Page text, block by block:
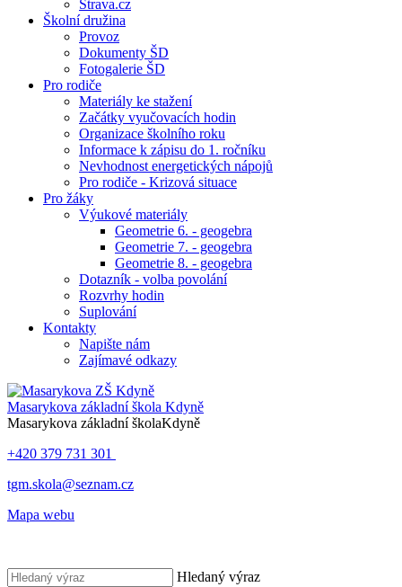
Strava.cz
Školní družina
Provoz
Dokumenty ŠD
Fotogalerie ŠD
Pro rodiče
Materiály ke stažení
Začátky vyučovacích hodin
Organizace školního roku
Informace k zápisu do 1. ročníku
Nevhodnost energetických nápojů
Pro rodiče - Krizová situace
Pro žáky
Výukové materiály
Geometrie 6. - geogebra
Geometrie 7. - geogebra
Geometrie 8. - geogebra
Dotazník - volba povolání
Rozvrhy hodin
Suplování
Kontakty
Napište nám
Zajímavé odkazy
Masarykova základní škola Kdyně
Masarykova základní školaKdyně
+420 379 731 301
tgm.skola@seznam.cz
Mapa webu
Hledaný výraz